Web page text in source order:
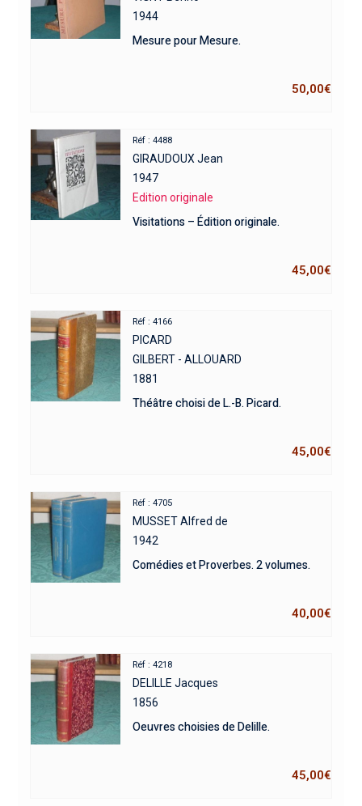
1944
Mesure pour Mesure.
50,00€
Réf : 4488
GIRAUDOUX Jean
1947
Edition originale
Visitations – Édition originale.
45,00€
Réf : 4166
PICARD
GILBERT - ALLOUARD
1881
Théâtre choisi de L.-B. Picard.
45,00€
Réf : 4705
MUSSET Alfred de
1942
Comédies et Proverbes. 2 volumes.
40,00€
Réf : 4218
DELILLE Jacques
1856
Oeuvres choisies de Delille.
45,00€